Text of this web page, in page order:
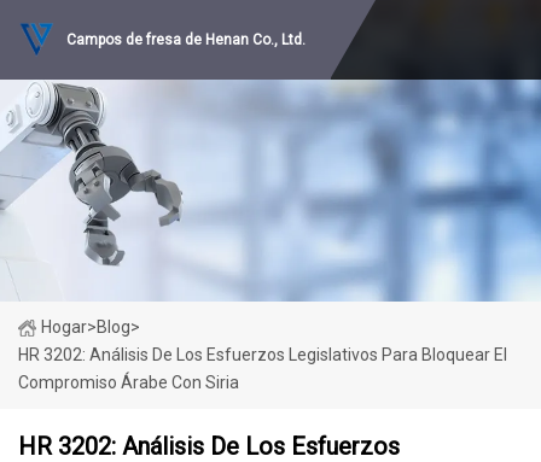
Campos de fresa de Henan Co., Ltd.
Hogar>Blog>
HR 3202: Análisis De Los Esfuerzos Legislativos Para Bloquear El
Compromiso Árabe Con Siria
HR 3202: Análisis De Los Esfuerzos